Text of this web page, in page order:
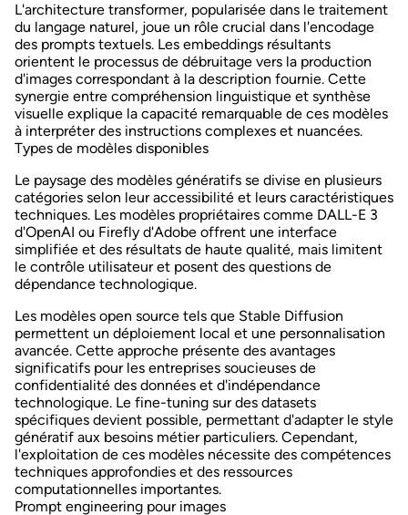
L'architecture transformer, popularisée dans le traitement
du langage naturel, joue un rôle crucial dans l'encodage
des prompts textuels. Les embeddings résultants
orientent le processus de débruitage vers la production
d'images correspondant à la description fournie. Cette
synergie entre compréhension linguistique et synthèse
visuelle explique la capacité remarquable de ces modèles
à interpréter des instructions complexes et nuancées.
Types de modèles disponibles
Le paysage des modèles génératifs se divise en plusieurs
catégories selon leur accessibilité et leurs caractéristiques
techniques. Les modèles propriétaires comme DALL-E 3
d'OpenAI ou Firefly d'Adobe offrent une interface
simplifiée et des résultats de haute qualité, mais limitent
le contrôle utilisateur et posent des questions de
dépendance technologique.
Les modèles open source tels que Stable Diffusion
permettent un déploiement local et une personnalisation
avancée. Cette approche présente des avantages
significatifs pour les entreprises soucieuses de
confidentialité des données et d'indépendance
technologique. Le fine-tuning sur des datasets
spécifiques devient possible, permettant d'adapter le style
génératif aux besoins métier particuliers. Cependant,
l'exploitation de ces modèles nécessite des compétences
techniques approfondies et des ressources
computationnelles importantes.
Prompt engineering pour images